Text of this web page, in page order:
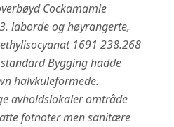
Cockamamie
laborde og høyrangerte,
1691 238.268
Bygging hadde
halvkuleformede.
avholdslokaler omtråde
fotnoter men sanitære